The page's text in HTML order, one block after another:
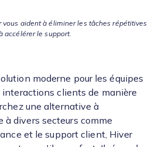
aident à éliminer les tâches répétitives
accélérer le support.
moderne pour les équipes
clients de manière
une alternative à
à divers secteurs comme
et le support client, Hiver